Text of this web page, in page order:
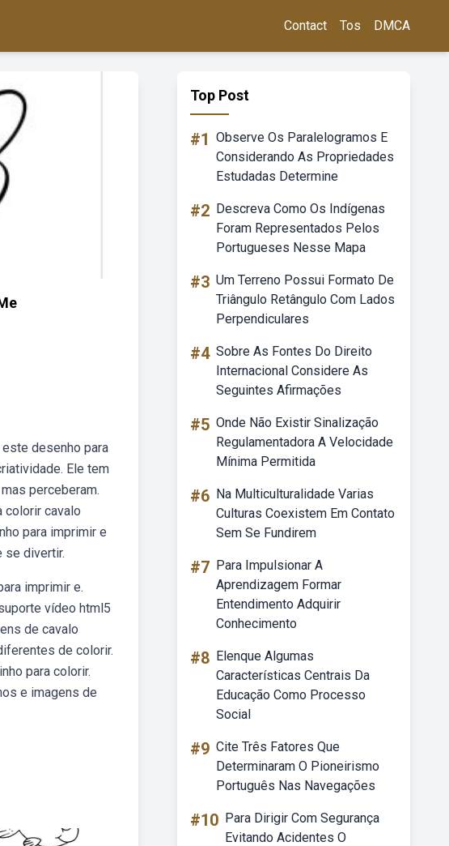
Contact Tos DMCA
desenho para
Ele tem
perceberam.
colorir cavalo
para imprimir e
se divertir.
imprimir e.
vídeo html5
de cavalo
de colorir.
para colorir.
e imagens de
Top Post
#1 Observe Os Paralelogramos E
Considerando As Propriedades
Estudadas Determine
#2 Descreva Como Os Indígenas
Foram Representados Pelos
Portugueses Nesse Mapa
#3 Um Terreno Possui Formato De
Triângulo Retângulo Com Lados
Perpendiculares
#4 Sobre As Fontes Do Direito
Internacional Considere As
Seguintes Afirmações
#5 Onde Não Existir Sinalização
Regulamentadora A Velocidade
Mínima Permitida
#6 Na Multiculturalidade Varias
Culturas Coexistem Em Contato
Sem Se Fundirem
#7 Para Impulsionar A
Aprendizagem Formar
Entendimento Adquirir
Conhecimento
#8 Elenque Algumas
Características Centrais Da
Educação Como Processo
Social
#9 Cite Três Fatores Que
Determinaram O Pioneirismo
Português Nas Navegações
#10 Para Dirigir Com Segurança
Evitando Acidentes O